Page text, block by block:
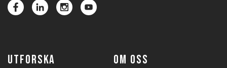
UTFORSKA OM OSS